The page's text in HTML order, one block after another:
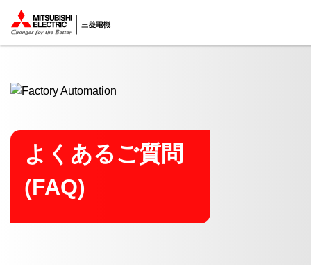
ここから本文
よくあるご質問
(FAQ)